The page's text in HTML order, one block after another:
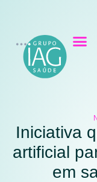
Iniciativa
artificial
em